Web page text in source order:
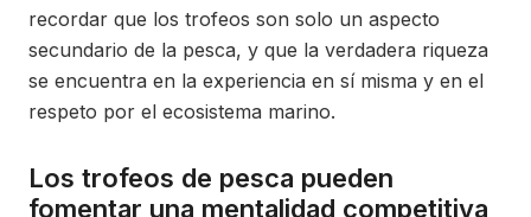
recordar que los trofeos son solo un aspecto
secundario de la pesca, y que la verdadera riqueza
se encuentra en la experiencia en sí misma y en el
respeto por el ecosistema marino.
Los trofeos de pesca pueden
fomentar una mentalidad competitiva